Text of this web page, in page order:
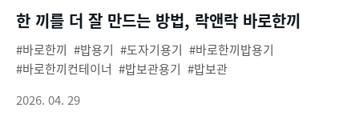
한 끼를 더 잘 만드는 방법, 락앤락 바로한끼
바로한끼 밥용기 도자기용기
바로한끼밥용기
바로한끼컨테이너
밥보관용기
밥보관
2026. 04. 29